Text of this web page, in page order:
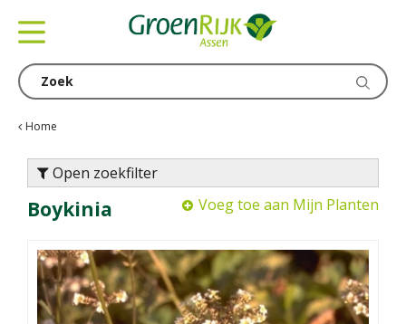
Home
Open zoekfilter
Boykinia Voeg toe aan Mijn Planten